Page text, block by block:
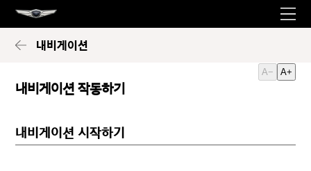
내비게이션
A− A+
내비게이션 작동하기
내비게이션 시작하기